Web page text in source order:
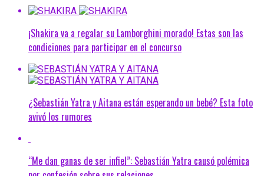
¡Shakira va a regalar su Lamborghini morado! Estas son las
condiciones para participar en el concurso
¿Sebastián Yatra y Aitana están esperando un bebé? Esta foto
avivó los rumores
“Me dan ganas de ser infiel”: Sebastián Yatra causó polémica